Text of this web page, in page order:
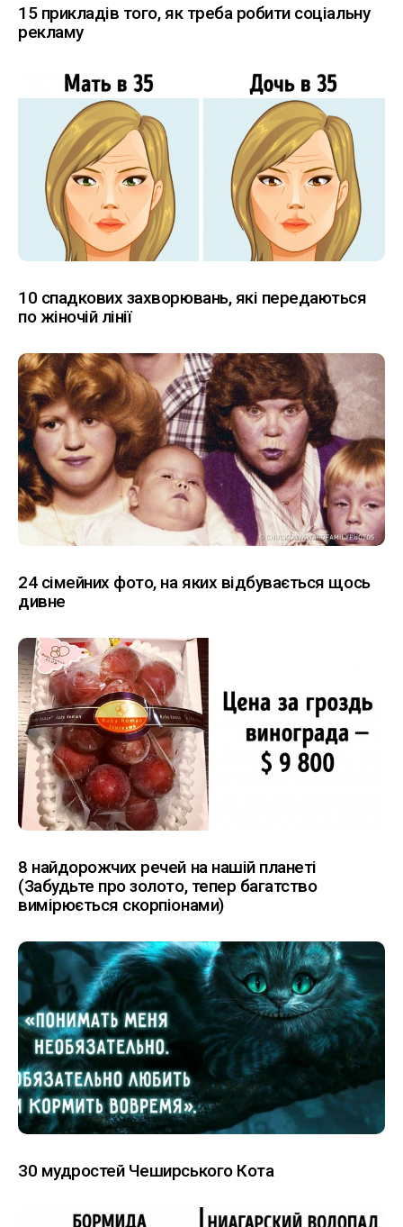
15 прикладів того, як треба робити соціальну
рекламу
10 спадкових захворювань, які передаються
по жіночій лінії
24 сімейних фото, на яких відбувається щось
дивне
8 найдорожчих речей на нашій планеті
(Забудьте про золото, тепер багатство
вимірюється скорпіонами)
30 мудростей Чеширського Кота